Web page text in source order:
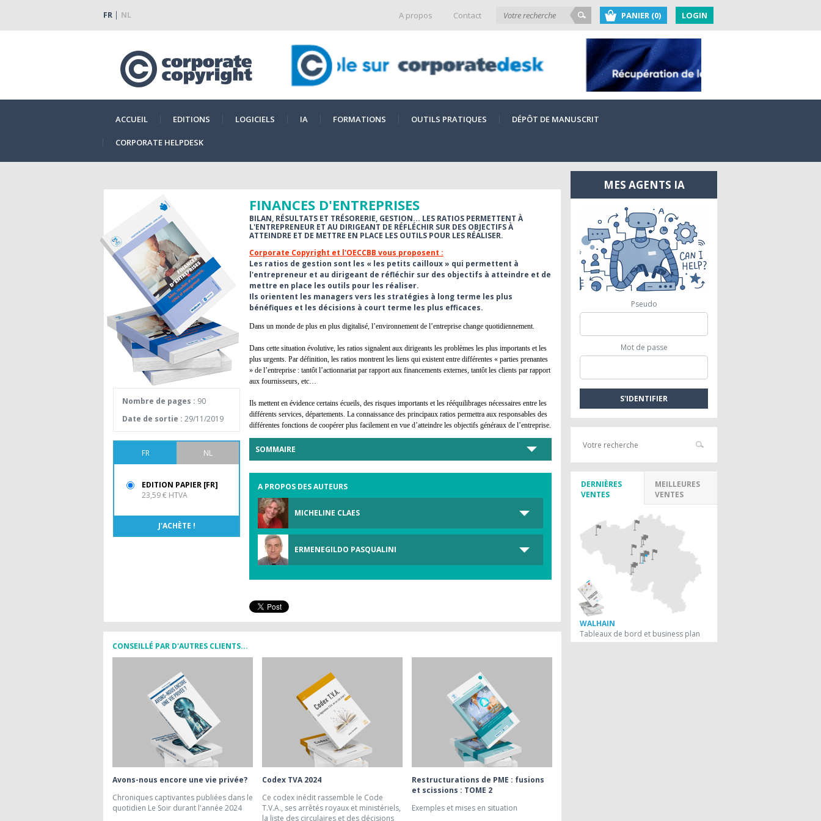
FR NL A propos Contact PANIER (0) LOGIN
ACCUEIL EDITIONS LOGICIELS IA FORMATIONS OUTILS PRATIQUES DÉPÔT DE MANUSCRIT
CORPORATE HELPDESK
FINANCES D'ENTREPRISES
BILAN, RÉSULTATS ET TRÉSORERIE, GESTION... LES RATIOS PERMETTENT À
L'ENTREPRENEUR ET AU DIRIGEANT DE RÉFLÉCHIR SUR DES OBJECTIFS À
ATTEINDRE ET DE METTRE EN PLACE LES OUTILS POUR LES RÉALISER.
Corporate Copyright et l'OECCBB vous proposent :
Les ratios de gestion sont les « les petits cailloux » qui permettent à
l'entrepreneur et au dirigeant de réfléchir sur des objectifs à atteindre et de
mettre en place les outils pour les réaliser.
Ils orientent les managers vers les stratégies à long terme les plus
bénéfiques et les décisions à court terme les plus efficaces.
Dans un monde de plus en plus digitalisé, l’environnement de l’entreprise change quotidiennement.
Dans cette situation évolutive, les ratios signalent aux dirigeants les problèmes les plus importants et les
plus urgents. Par définition, les ratios montrent les liens qui existent entre différentes « parties prenantes
» de l’entreprise : tantôt l’actionnariat par rapport aux financements externes, tantôt les clients par rapport
aux fournisseurs, etc…
Ils mettent en évidence certains écueils, des risques importants et les rééquilibrages nécessaires entre les
différents services, départements. La connaissance des principaux ratios permettra aux responsables des
différentes fonctions de coopérer plus facilement en vue d’atteindre les objectifs généraux de l’entreprise.
SOMMAIRE
A PROPOS DES AUTEURS
MICHELINE CLAES
ERMENEGILDO PASQUALINI
Nombre de pages : 90
Date de sortie : 29/11/2019
FR NL
EDITION PAPIER [FR]
23,59 € HTVA
CONSEILLÉ PAR D'AUTRES CLIENTS...
Avons-nous encore une vie privée?
Chroniques captivantes publiées dans le
quotidien Le Soir durant l'année 2024
Codex TVA 2024
Ce codex inédit rassemble le Code
T.V.A., ses arrêtés royaux et ministériels,
la liste des circulaires et des décisions
Restructurations de PME : fusions
et scissions : TOME 2
Exemples et mises en situation
MES AGENTS IA
Pseudo
Mot de passe
DERNIÈRES
VENTES
MEILLEURES
VENTES
WALHAIN
Tableaux de bord et business plan